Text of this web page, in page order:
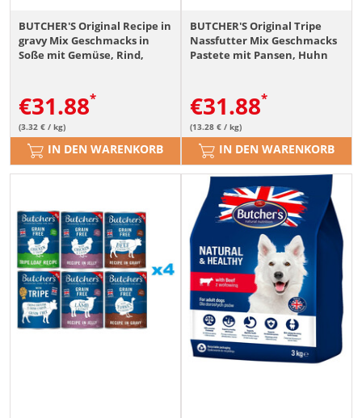
BUTCHER'S Original Recipe in
gravy Mix Geschmacks in
Soße mit Gemüse, Rind,
€31.88
(3.32 € / kg)
IN DEN WARENKORB
BUTCHER'S Original Tripe
Nassfutter Mix Geschmacks
Pastete mit Pansen, Huhn
€31.88
(13.28 € / kg)
IN DEN WARENKORB